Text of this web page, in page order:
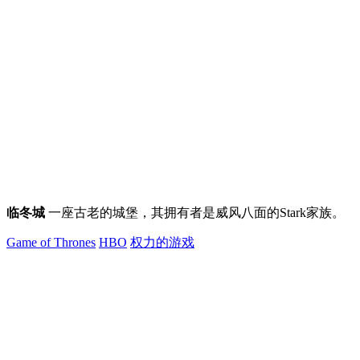
临冬城 一座古老的城堡，其拥有者是威风八面的Stark家族。
Game of Thrones HBO 权力的游戏